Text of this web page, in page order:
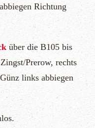
Richtung
über die B105 bis
Prerow, rechts
links abbiegen